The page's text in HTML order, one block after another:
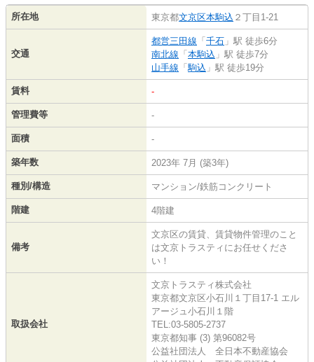
所在地 東京都文京区本駒込 ２丁目1-21
交通
都営三田線 「 千石 」駅 徒歩6分
南北線 「 本駒込 」駅 徒歩7分
山手線 「駒込 」駅 徒歩19分
賃料 -
管理費等 -
面積 -
築年数 2023年 7月 (築3年)
種別/構造 マンション/鉄筋コンクリート
階建 4階建
備考
文京区の賃貸、賃貸物件管理のこと
は文京トラスティにお任せくださ
い！
取扱会社
文京トラスティ株式会社
東京都文京区小石川１丁目17-1 エル
アージュ小石川１階
TEL:03-5805-2737
東京都知事 (3) 第96082号
公益社団法人 全日本不動産協会